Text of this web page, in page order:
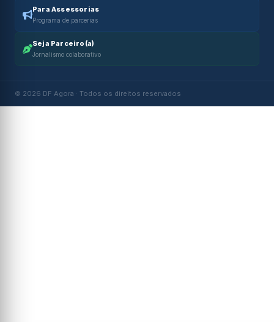
Para Assessorias
Programa de parcerias
Seja Parceiro(a)
Jornalismo colaborativo
© 2026 DF Agora · Todos os direitos reservados